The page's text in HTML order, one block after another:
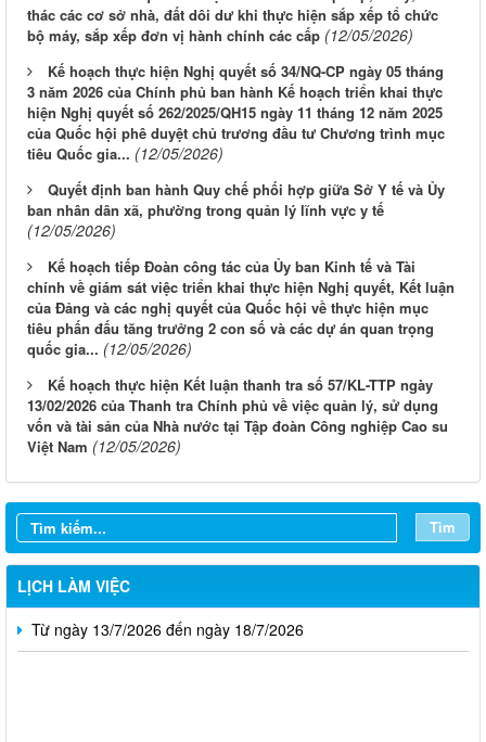
thác các cơ sở nhà, đất dôi dư khi thực hiện sắp xếp tổ chức
bộ máy, sắp xếp đơn vị hành chính các cấp (12/05/2026)
Kế hoạch thực hiện Nghị quyết số 34/NQ-CP ngày 05 tháng
3 năm 2026 của Chính phủ ban hành Kế hoạch triển khai thực
hiện Nghị quyết số 262/2025/QH15 ngày 11 tháng 12 năm 2025
của Quốc hội phê duyệt chủ trương đầu tư Chương trình mục
tiêu Quốc gia... (12/05/2026)
Quyết định ban hành Quy chế phối hợp giữa Sở Y tế và Ủy
ban nhân dân xã, phường trong quản lý lĩnh vực y tế
(12/05/2026)
Kế hoạch tiếp Đoàn công tác của Ủy ban Kinh tế và Tài
chính về giám sát việc triển khai thực hiện Nghị quyết, Kết luận
của Đảng và các nghị quyết của Quốc hội về thực hiện mục
tiêu phấn đấu tăng trưởng 2 con số và các dự án quan trọng
quốc gia... (12/05/2026)
Kế hoạch thực hiện Kết luận thanh tra số 57/KL-TTP ngày
13/02/2026 của Thanh tra Chính phủ về việc quản lý, sử dụng
vốn và tài sản của Nhà nước tại Tập đoàn Công nghiệp Cao su
Việt Nam (12/05/2026)
Tìm
LỊCH LÀM VIỆC
Từ ngày 10/8/2026 đến ngày 16/8/2026
Từ ngày 03/8/2026 đến ngày 09/8/2026
Từ ngày 27/7/2026 đến ngày 02/8/2026
Từ ngày 20/7/2026 đến ngày 26/7/2026
Từ ngày 13/7/2026 đến ngày 18/7/2026